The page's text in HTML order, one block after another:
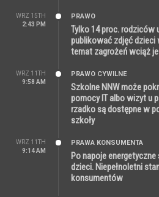
WRZ 15TH
2:43 PM
PRAWO
Tylko 14 proc. rodziców
publikować zdjęć dzieci
temat zagrożeń wciąż
WRZ 11TH
9:58 AM
PRAWO CYWILNE
Szkolne NNW może
pomocy IT albo wizyt u
rzadko są dostępne w
szkoły
WRZ 11TH
9:14 AM
PRAWA KONSUMENTA
Po napoje
dzieci. Niepełnoletni
konsumentów